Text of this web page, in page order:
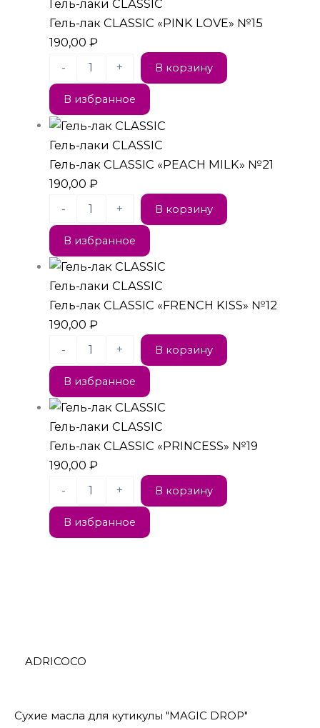
ADRICOCO
Сухие масла для кутикулы "MAGIC DROP"
Гель-лаки CLASSIC
Гель-лак CLASSIC «PINK LOVE» №15
190,00₽
-
+ В корзину
В избранное
Гель-лаки CLASSIC
Гель-лак CLASSIC «PEACH MILK» №21
190,00₽
-
+ В корзину
В избранное
Гель-лаки CLASSIC
Гель-лак CLASSIC «FRENCH KISS» №12
190,00₽
-
+ В корзину
В избранное
Гель-лаки CLASSIC
Гель-лак CLASSIC «PRINCESS» №19
190,00₽
-
+ В корзину
В избранное